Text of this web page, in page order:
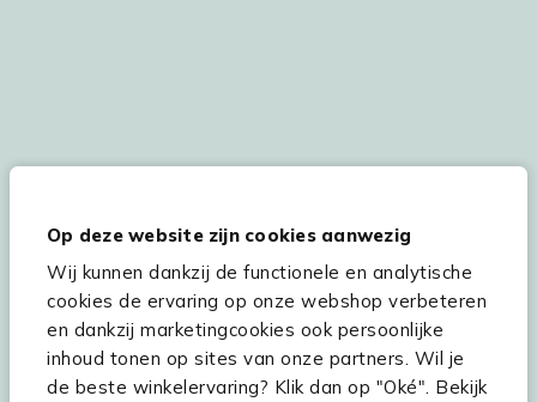
Op deze website zijn cookies aanwezig
Wij kunnen dankzij de functionele en analytische
cookies de ervaring op onze webshop verbeteren
en dankzij marketingcookies ook persoonlijke
inhoud tonen op sites van onze partners. Wil je
de beste winkelervaring? Klik dan op "Oké". Bekijk
Hulp & service
Assortiment